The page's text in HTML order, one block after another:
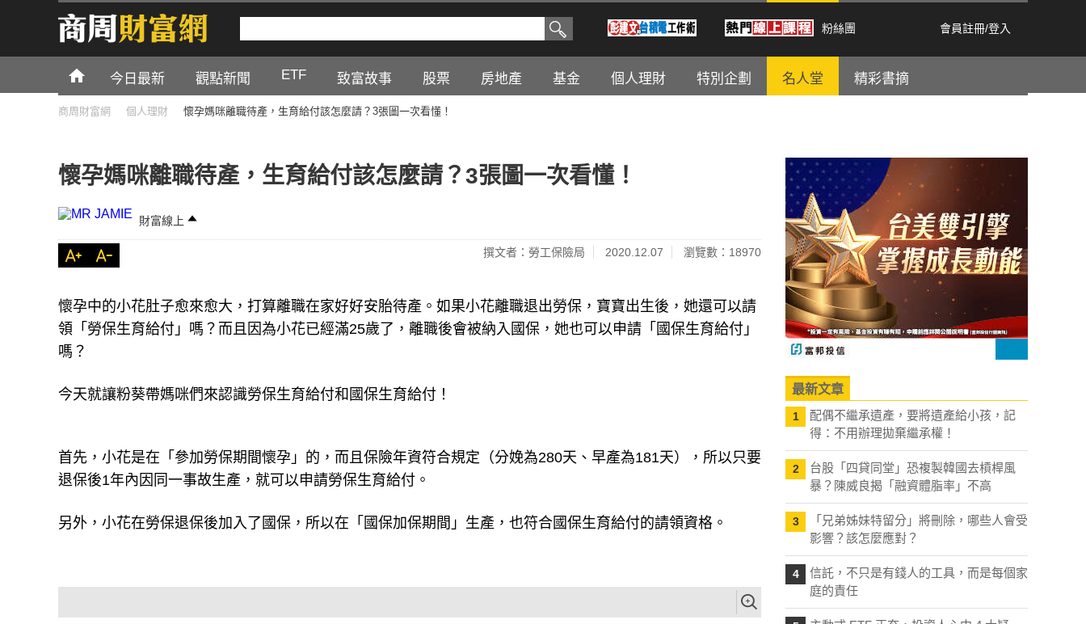
粉絲團 會員註冊/登入
今日最新 觀點新聞 ETF 致富故事 股票 房地產 基金 個人理財 特別企劃 名人堂 精彩書摘
商周財富網 個人理財 懷孕媽咪離職待產，生育給付該怎麼請？3張圖一次看懂！
懷孕媽咪離職待產，生育給付該怎麼請？3張圖一次看懂！
財富線上
撰文者：勞工保險局 2020.12.07 瀏覽數：18970
懷孕中的小花肚子愈來愈大，打算離職在家好好安胎待產。如果小花離職退出勞保，寶寶出生後，她還可以請
領「勞保生育給付」嗎？而且因為小花已經滿25歲了，離職後會被納入國保，她也可以申請「國保生育給付」
嗎？
今天就讓粉葵帶媽咪們來認識勞保生育給付和國保生育給付！
首先，小花是在「參加勞保期間懷孕」的，而且保險年資符合規定（分娩為280天、早產為181天），所以只要
退保後1年內因同一事故生產，就可以申請勞保生育給付。
另外，小花在勞保退保後加入了國保，所以在「國保加保期間」生產，也符合國保生育給付的請領資格。
最新文章
1
配偶不繼承遺產，要將遺產給小孩，記
得：不用辦理拋棄繼承權！
2
台股「四貸同堂」恐複製韓國去槓桿風
暴？陳威良揭「融資體脂率」不高
3
「兄弟姊妹特留分」將刪除，哪些人會受
影響？該怎麼應對？
4
信託，不只是有錢人的工具，而是每個家
庭的責任